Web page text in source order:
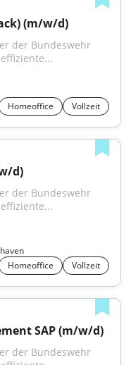
(m/w/d)
der Bundeswehr
Homeoffice Vollzeit
d)
der Bundeswehr
Homeoffice
Vollzeit
SAP (m/w/d)
der Bundeswehr